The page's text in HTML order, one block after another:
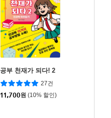
공부 천재가 되다! 2
27건
11,700원 (10% 할인)